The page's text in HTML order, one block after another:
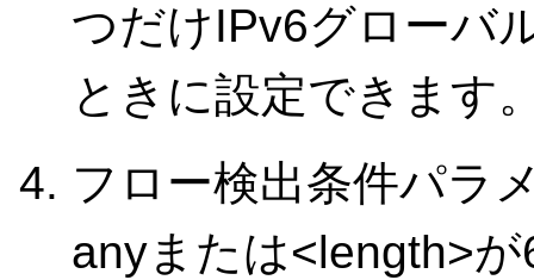
つだけIPv6グローバ
ときに設定できます
フロー検出条件パラ
anyまたは<length>